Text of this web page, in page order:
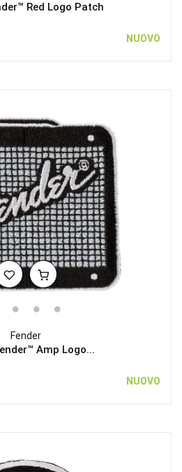
Red Logo Patch
NUOVO
Fender
Amp Logo...
NUOVO